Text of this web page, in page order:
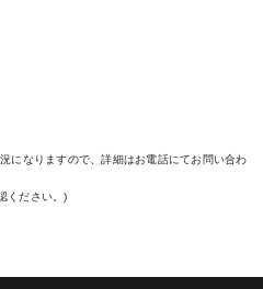
になりますので、詳細はお電話にてお問い合わ
ください。)